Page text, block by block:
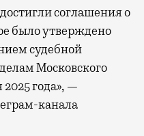
достигли соглашения о
было утверждено
судебной
Московского
2025 года», —
канала